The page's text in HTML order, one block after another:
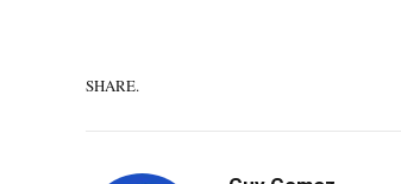
SHARE.